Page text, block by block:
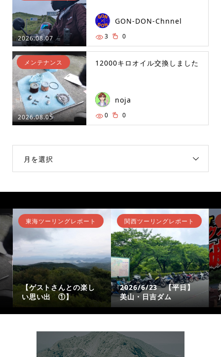
2026.08.07
GON-DON-Chnnel
3 0
2026.08.05
メンテナンス 12000キロオイル交換しました
noja
0 0
月を選択
東海ツーリングレポート
【ゲストさんとの楽し
い思い出 ①】
関西ツーリングレポート
2026/6/23 【平日】
美山・日吉ダム